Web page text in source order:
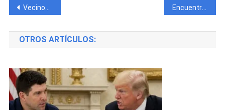
Navegación
de
entradas
Vecinos de Santiago de Cuba denuncian inundaciones tras obras improvisadas en calle del reparto Transformador Encuentran a padre e hijo aparentemente asesinados en una finca de Artemisa
OTROS ARTÍCULOS: